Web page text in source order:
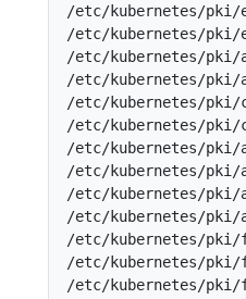
/etc/kubernetes/pki/
/etc/kubernetes/
/etc/kubernetes/
/etc/kubernetes/
/etc/kubernetes/pki/
/etc/kubernetes/
/etc/kubernetes/pki/
/etc/kubernetes/
/etc/kubernetes/pki/
/etc/kubernetes/
/etc/kubernetes/pki/
/etc/kubernetes/
/etc/kubernetes/